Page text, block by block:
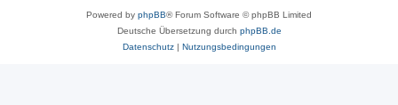
Powered by phpBB® Forum Software © phpBB Limited
Deutsche Übersetzung durch phpBB.de
Datenschutz| Nutzungsbedingungen